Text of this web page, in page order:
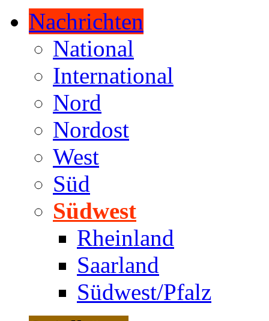
Nachrichten
National
International
Nord
Nordost
West
Süd
Südwest
Rheinland
Saarland
Südwest/Pfalz